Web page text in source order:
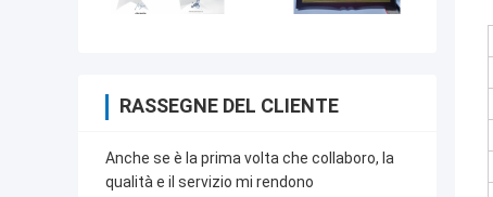
RASSEGNE DEL CLIENTE
Anche se è la prima volta che collaboro, la
qualità e il servizio mi rendono